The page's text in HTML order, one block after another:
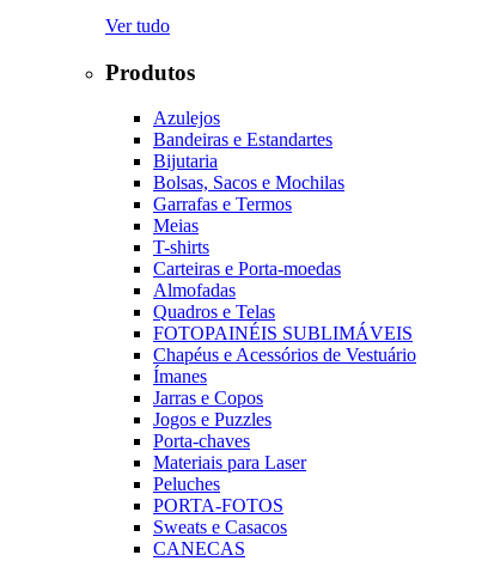
Ver tudo
Produtos
Azulejos
Bandeiras e Estandartes
Bijutaria
Bolsas, Sacos e Mochilas
Garrafas e Termos
Meias
T-shirts
Carteiras e Porta-moedas
Almofadas
Quadros e Telas
FOTOPAINÉIS SUBLIMÁVEIS
Chapéus e Acessórios de Vestuário
Ímanes
Jarras e Copos
Jogos e Puzzles
Porta-chaves
Materiais para Laser
Peluches
PORTA-FOTOS
Sweats e Casacos
CANECAS